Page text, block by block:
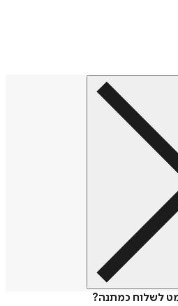
לשלוח כמתנה?